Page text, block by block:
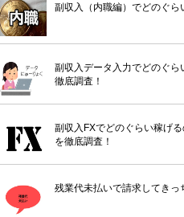
副収入（内職編）でどのぐら
副収入データ入力でどのぐ
徹底調査！
副収入FXでどのぐらい稼げ
を徹底調査！
残業代未払いで請求してきっ